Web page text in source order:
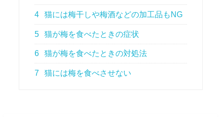
4 猫には梅干しや梅酒などの加工品もNG
5 猫が梅を食べたときの症状
6 猫が梅を食べたときの対処法
7 猫には梅を食べさせない